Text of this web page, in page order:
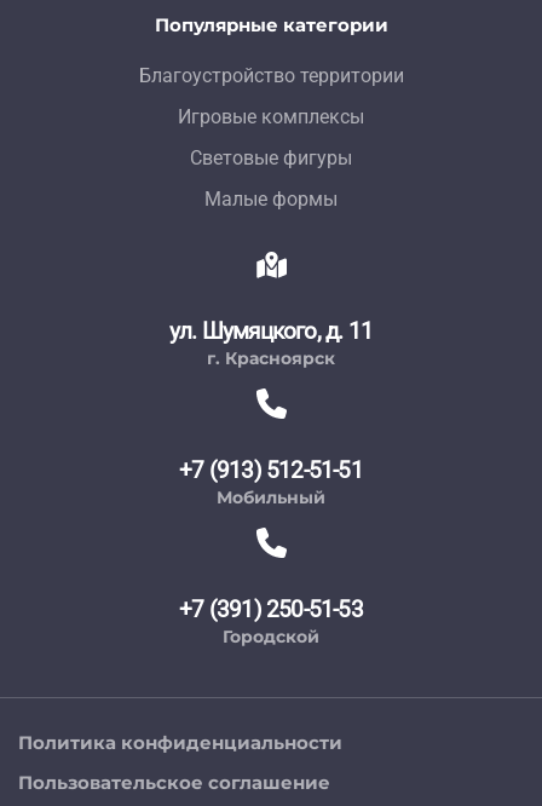
Популярные категории
Благоустройство территории
Игровые комплексы
Световые фигуры
Малые формы
ул. Шумяцкого, д. 11
г. Красноярск
+7 (913) 512-51-51
Мобильный
+7 (391) 250-51-53
Городской
Политика конфиденциальности
Пользовательское соглашение